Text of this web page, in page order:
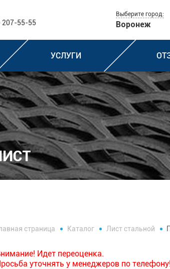
207-55-55
Выберите город:
Воронеж
УСЛУГИ
страница Каталог Лист стальной
Идет переоценка.
уточнять у менеджеров по телефону!